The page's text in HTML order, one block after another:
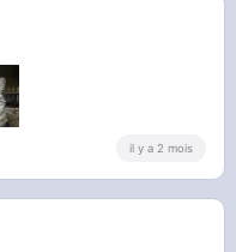
il y a 2 mois